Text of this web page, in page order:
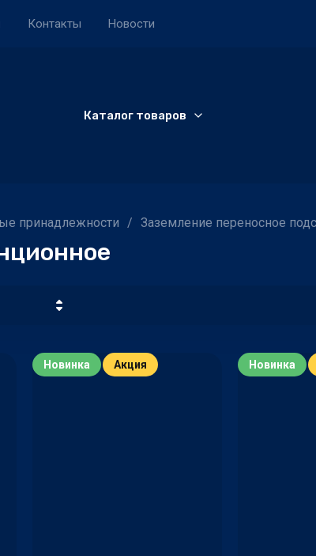
Контакты Новости
Каталог товаров
принадлежности / Заземление переносное
Новинка Акция Новинка